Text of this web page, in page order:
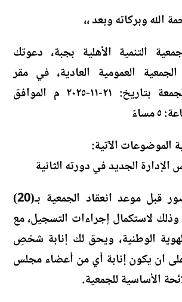
الله وبركاته وبعد ،،
التنمية الأهلية بجبة، دعوتك
العمومية العادية، في مقر
الجمعية يوم: الجمعة بتاريخ: ٢١-١١-٢٠٢٥ م الموافق
الموضوعات الآتية:
نأمل منكم الحضور قبل موعد انعقاد الجمعية بـ(20)
لاستكمال إجراءات التسجيل، مع
الوطنية، ويحق لك إنابة شخصٍ
ان يكون إنابة أي من أعضاء مجلس
الأساسية للجمعية.